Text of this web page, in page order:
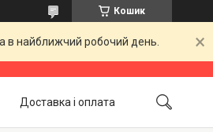
Кошик
в найближчий робочий день.
Доставка і оплата